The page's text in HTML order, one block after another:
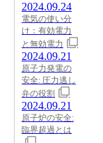
2024.09.24
電気の使い分
け：有効電力
と無効電力
2024.09.21
原子力発電の
安全: 圧力逃し
弁の役割
2024.09.21
原子炉の安全:
臨界超過とは